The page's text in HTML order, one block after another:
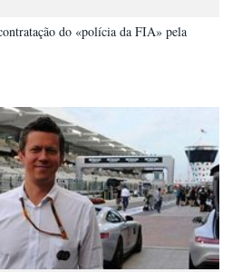
do «polícia da FIA» pela